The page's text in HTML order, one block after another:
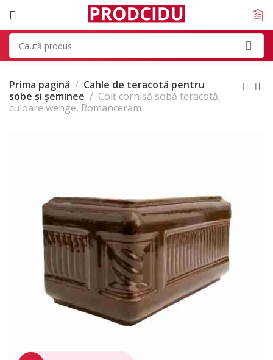
Prima pagină
Cahle de teracotă pentru
sobe și șeminee
Colț cornișă sobă teracotă,
culoare wenge, Romanceram